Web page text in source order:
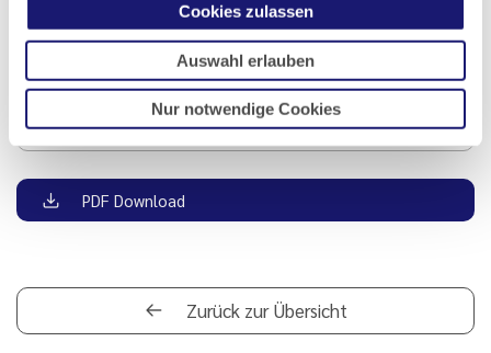
Cookies zulassen
Auswahl erlauben
Nur notwendige Cookies
Teilen
PDF Download
Zurück zur Übersicht